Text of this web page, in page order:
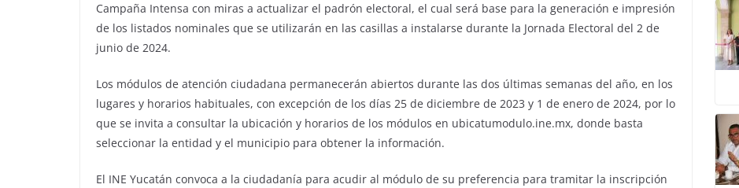
Campaña Intensa con miras a actualizar el padrón electoral, el cual será base para la generación e impresión
de los listados nominales que se utilizarán en las casillas a instalarse durante la Jornada Electoral del 2 de
junio de 2024.
Los módulos de atención ciudadana permanecerán abiertos durante las dos últimas semanas del año, en los
lugares y horarios habituales, con excepción de los días 25 de diciembre de 2023 y 1 de enero de 2024, por lo
que se invita a consultar la ubicación y horarios de los módulos en ubicatumodulo.ine.mx, donde basta
seleccionar la entidad y el municipio para obtener la información.
El INE Yucatán convoca a la ciudadanía para acudir al módulo de su preferencia para tramitar la inscripción